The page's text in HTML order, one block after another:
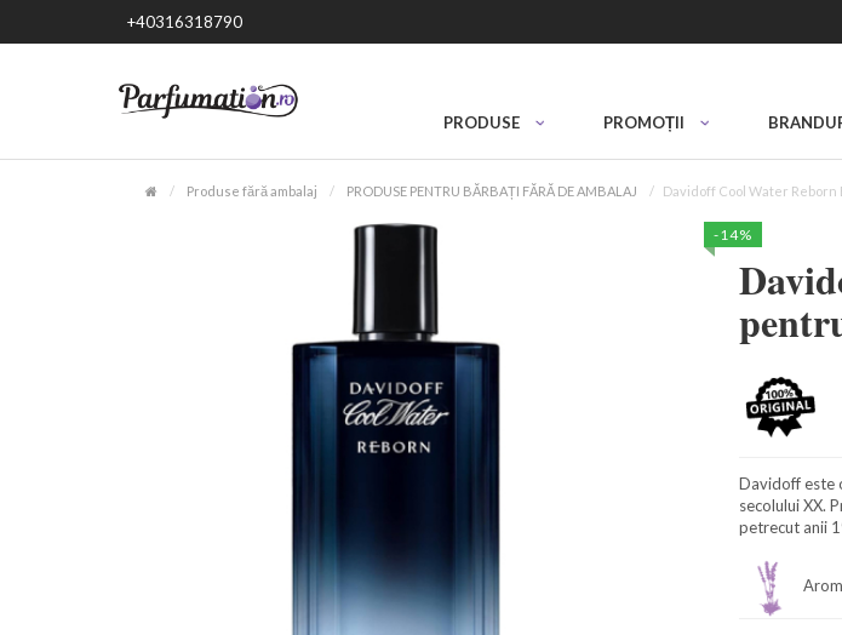
+40316318790
PRODUSE PROMOȚII
Produse fără ambalaj PRODUSE PENTRU BĂRBAȚI FĂRĂ DE AMBALAJ Davidoff Cool Water Reborn
-14%
Davidoff este
secolului XX.
petrecut anii